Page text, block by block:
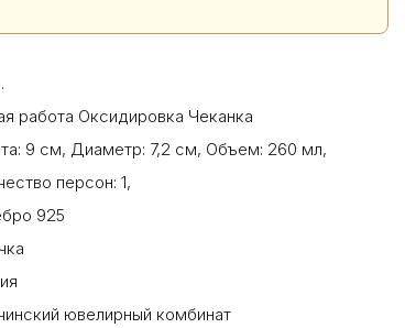
работа Оксидировка Чеканка
9 см, Диаметр: 7,2 см, Объем: 260 мл,
персон: 1,
925
ювелирный комбинат